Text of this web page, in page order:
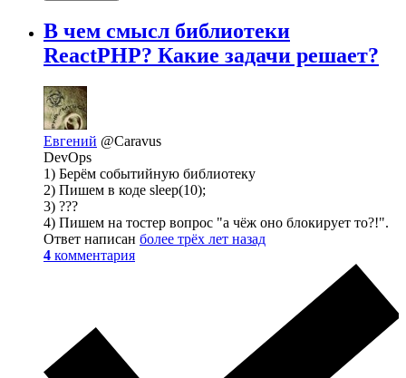
В чем смысл библиотеки
ReactPHP? Какие задачи решает?
Евгений @Caravus
DevOps
1) Берём событийную библиотеку
2) Пишем в коде sleep(10);
3) ???
4) Пишем на тостер вопрос "а чёж оно блокирует то?!".
Ответ написан более трёх лет назад
4 комментария